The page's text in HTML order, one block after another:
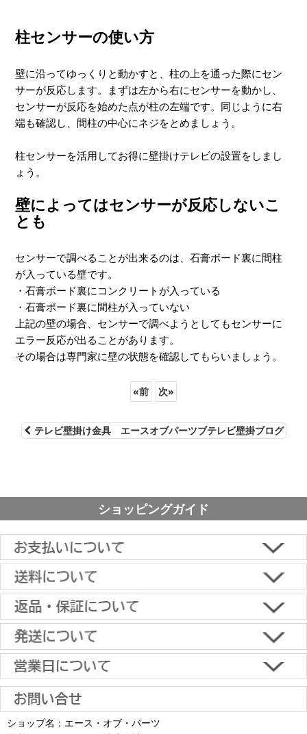
柱センサーの使い方
壁に沿ってゆっくりと動かすと、柱の上を通った際にセン
サーが反応します。まずは左から右にセンサーを動かし、
センサーが反応を始めた点が柱の左端です。同じように右
端も確認し、間柱の中心にネジをとめましょう。
柱センサーを活用してお得に壁掛けテレビの設置をしまし
ょう。
壁によってはセンサーが反応しないこ
とも
センサーで調べることが出来るのは、石膏ボード裏に間柱
が入っている壁です。
・石膏ボード裏にコンクリートが入っている
・石膏ボード裏に間柱が入っていない
上記の壁の場合、センサーで調べようとしてもセンサーに
エラー反応が出ることがあります。
その場合は専門家に壁の状態を確認してもらいましょう。
«前 次»
テレビ壁掛け金具 エースオブパーツブテレビ壁掛ブログ
ショッピングガイド
■下記よりお選びいただけます。
クレジットカード決済、代金引換、楽天ペイ、郵便振替、銀行振
込、スコア後払い、コンビニ決済、PayPayオンライン決済
※一部適用外の地域や商品がありますのでご了承ください。
※お届け先が異なる場合は別途お届け先分の送料がかかります。
沖縄へのお届けは、送料とは別に地域料金が発生します。サイズに
【返品・キャンセルについて】
原則として返品は受け付けておりません。
金具に関しては、条件を満たしている場合は返品をお受けいたしま
す。
【初期不良・保証について】
商品到着後1週間以内であれば、初期不良の受け付けを行います。
返品対応の詳細、各種保証については
土日祝日も当日出荷いたします
■お届けについて
お届け日のご指定がない場合は、最短出荷・最短到着で発送いたし
土 日 祝日も
ショップ名：エース・オブ・パーツ